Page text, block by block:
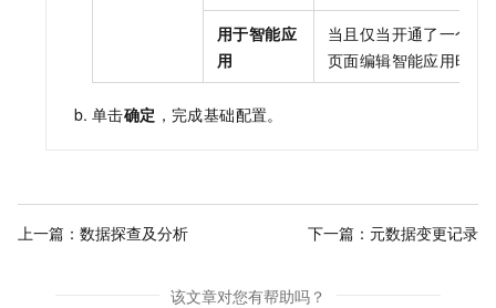
用于智能应
用
当且仅当开通了一个智
页面编辑智能应用时进
单击确定 ，完成基础配置。
上一篇： 数据探查及分析 下一篇： 元数据变更记录
该文章对您有帮助吗？